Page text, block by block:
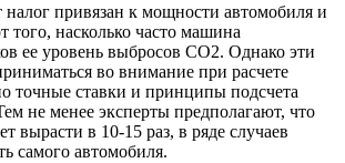
привязан к мощности автомобиля и
того, насколько часто машина
ее уровень выбросов CO2. Однако эти
во внимание при расчете
точные ставки и принципы подсчета
не менее эксперты предполагают, что
вырасти в 10-15 раз, в ряде случаев
самого автомобиля.